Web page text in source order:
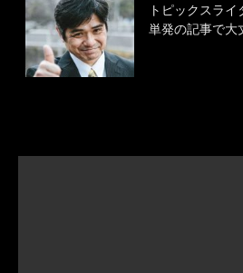
トピックスライ
単発の記事で大